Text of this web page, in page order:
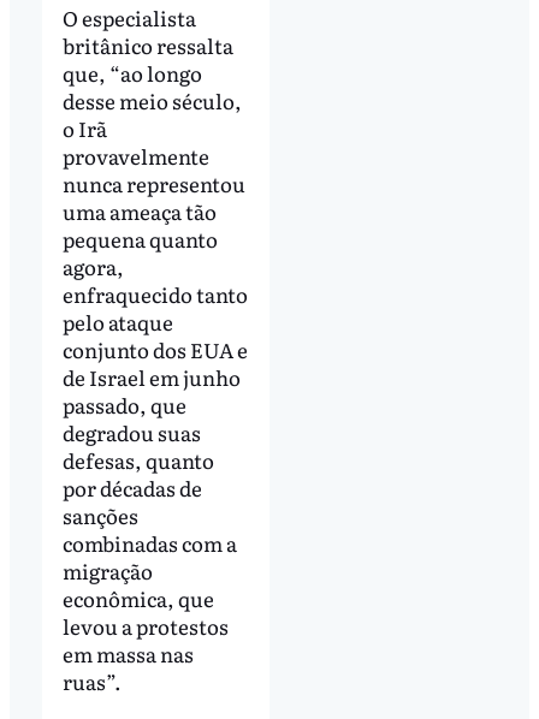
O especialista
britânico ressalta
que, “ao longo
desse meio século,
o Irã
provavelmente
nunca representou
uma ameaça tão
pequena quanto
agora,
enfraquecido tanto
pelo ataque
conjunto dos EUA e
de Israel em junho
passado, que
degradou suas
defesas, quanto
por décadas de
sanções
combinadas com a
migração
econômica, que
levou a protestos
em massa nas
ruas”.